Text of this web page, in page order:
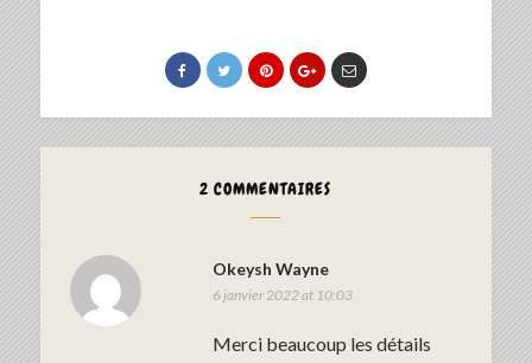
2 COMMENTAIRES
Okeysh Wayne
6 janvier 2022 at 10:03
Merci beaucoup les détails